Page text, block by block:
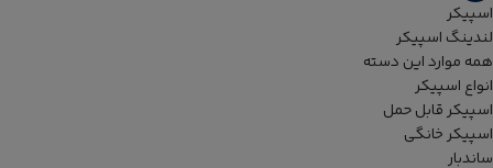
اسپیکر
لندینگ اسپیکر
همه موارد این دسته
انواع اسپیکر
اسپیکر قابل حمل
اسپیکر خانگی
ساندبار